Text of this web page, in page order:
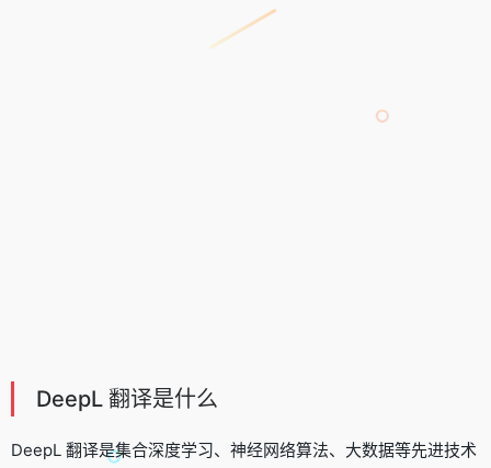
DeepL 翻译是什么
DeepL 翻译是集合深度学习、神经网络算法、大数据等先进技术